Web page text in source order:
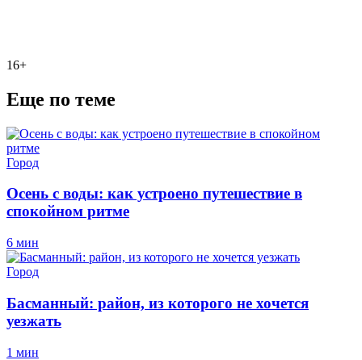
16+
Еще по теме
Город
Осень с воды: как устроено путешествие в
спокойном ритме
6 мин
Город
Басманный: район, из которого не хочется
уезжать
1 мин